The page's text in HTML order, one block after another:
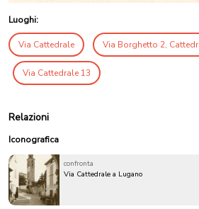
Luoghi:
Via Cattedrale Via Borghetto 2,
Via Cattedrale 13
Relazioni
Iconografica
confronta
Via Cattedrale a Lugano